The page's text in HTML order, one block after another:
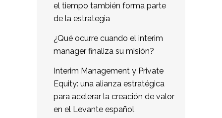
el tiempo también forma parte
de la estrategia
¿Qué ocurre cuando el interim
manager finaliza su misión?
Interim Management y Private
Equity: una alianza estratégica
para acelerar la creación de valor
en el Levante español